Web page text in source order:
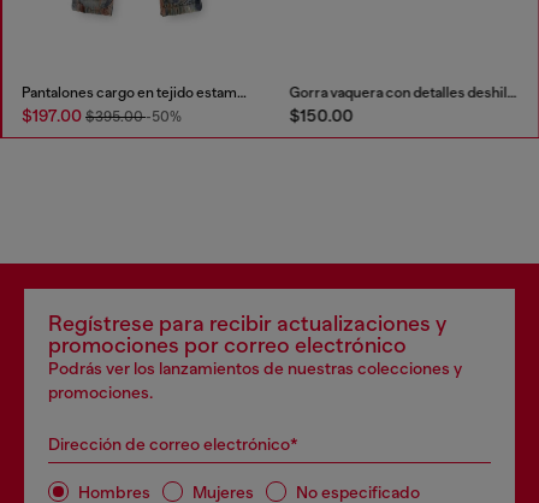
Pantalones cargo en tejido estampado
$197.00 $395.00-50%
Gorra vaquera con detalles deshilachados y logotipo bordado.
$150.00
Regístrese para recibir actualizaciones y
promociones por correo electrónico
Podrás ver los lanzamientos de nuestras colecciones y
promociones.
Dirección de correo electrónico*
Hombres Mujeres No especificado